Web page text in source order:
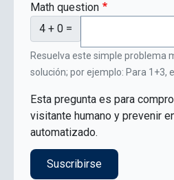
Math question
4 + 0 =
Resuelva este simple problema
solución; por ejemplo: Para 1+3,
Esta pregunta es para
visitante humano y prevenir
automatizado.